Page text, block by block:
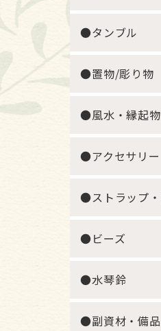
●タンブル
●置物/彫り物
●風水・縁起物
●アクセサリー
●ビーズ
●水琴鈴
●副資材・備品